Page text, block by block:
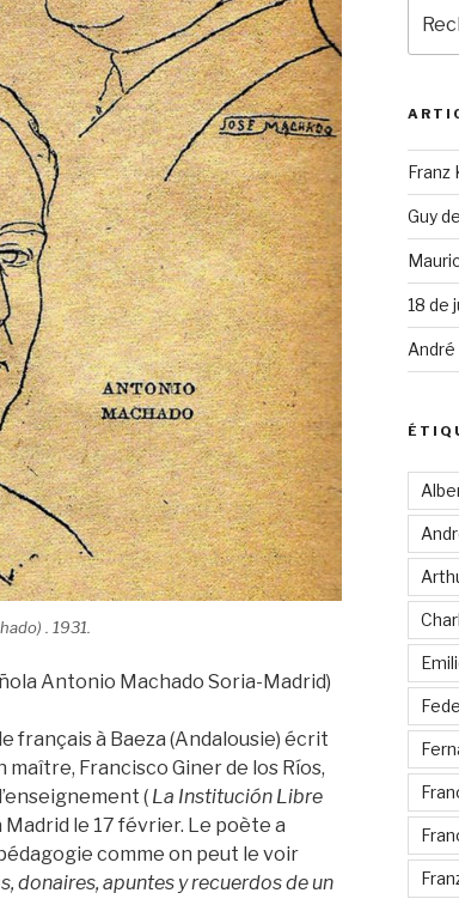
. 1931.
Antonio Machado Soria-Madrid)
français à Baeza (Andalousie) écrit
maître, Francisco Giner de los Ríos,
( La Institución Libre
Madrid le 17 février. Le poète a
comme on peut le voir
donaires, apuntes y recuerdos de un
pour
:
Franz
Guy
18 de